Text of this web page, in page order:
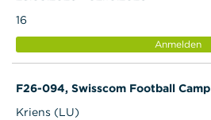
16
Anmelden
F26-094, Swisscom Football Camp
Kriens (LU)